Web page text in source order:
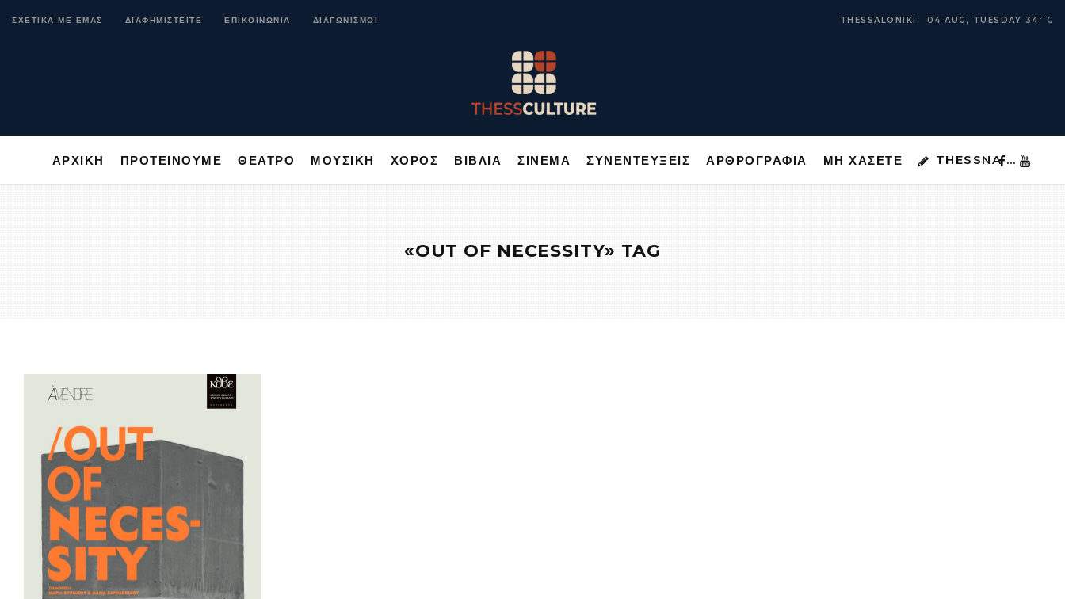
ΣΧΕΤΙΚΑ ΜΕ ΕΜΑΣ ΔΙΑΦΗΜΙΣΤΕΙΤΕ ΕΠΙΚΟΙΝΩΝΙΑ ΔΙΑΓΩΝΙΣΜΟΙ THESSALONIKI 04 AUG, TUESDAY 34 ° C
ΑΡΧΙΚΗ ΠΡΟΤΕΙΝΟΥΜΕ ΘΕΑΤΡΟ ΜΟΥΣΙΚΗ ΧΟΡΟΣ ΒΙΒΛΙΑ ΣΙΝΕΜΑ ΣΥΝΕΝΤΕΥΞΕΙΣ ΑΡΘΡΟΓΡΑΦΙΑ ΜΗ ΧΑΣΕΤΕ THESSNA …
ΑΡΧΙΚΗ ΠΡΟΤΕΙΝΟΥΜΕ ΘΕΑΤΡΟ ΜΟΥΣΙΚΗ ΜΗ ΧΑΣΕΤΕ THESSNA …
«OUT OF NECESSITY» TAG